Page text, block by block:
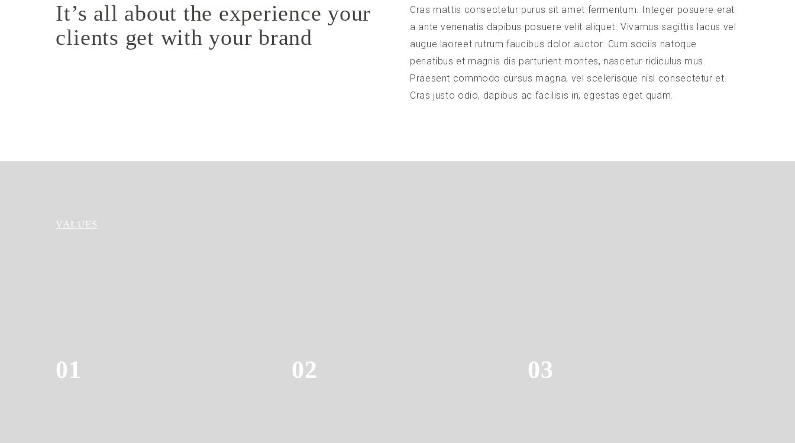
Cras mattis consectetur purus sit amet fermentum. Integer posuere erat
a ante venenatis dapibus posuere velit aliquet. Vivamus sagittis lacus vel
augue laoreet rutrum faucibus dolor auctor. Cum sociis natoque
penatibus et magnis dis parturient montes, nascetur ridiculus mus.
Praesent commodo cursus magna, vel scelerisque nisl consectetur et.
Cras justo odio, dapibus ac facilisis in, egestas eget quam.
It’s all about the experience your
clients get with your brand
VALUES
03
02
01